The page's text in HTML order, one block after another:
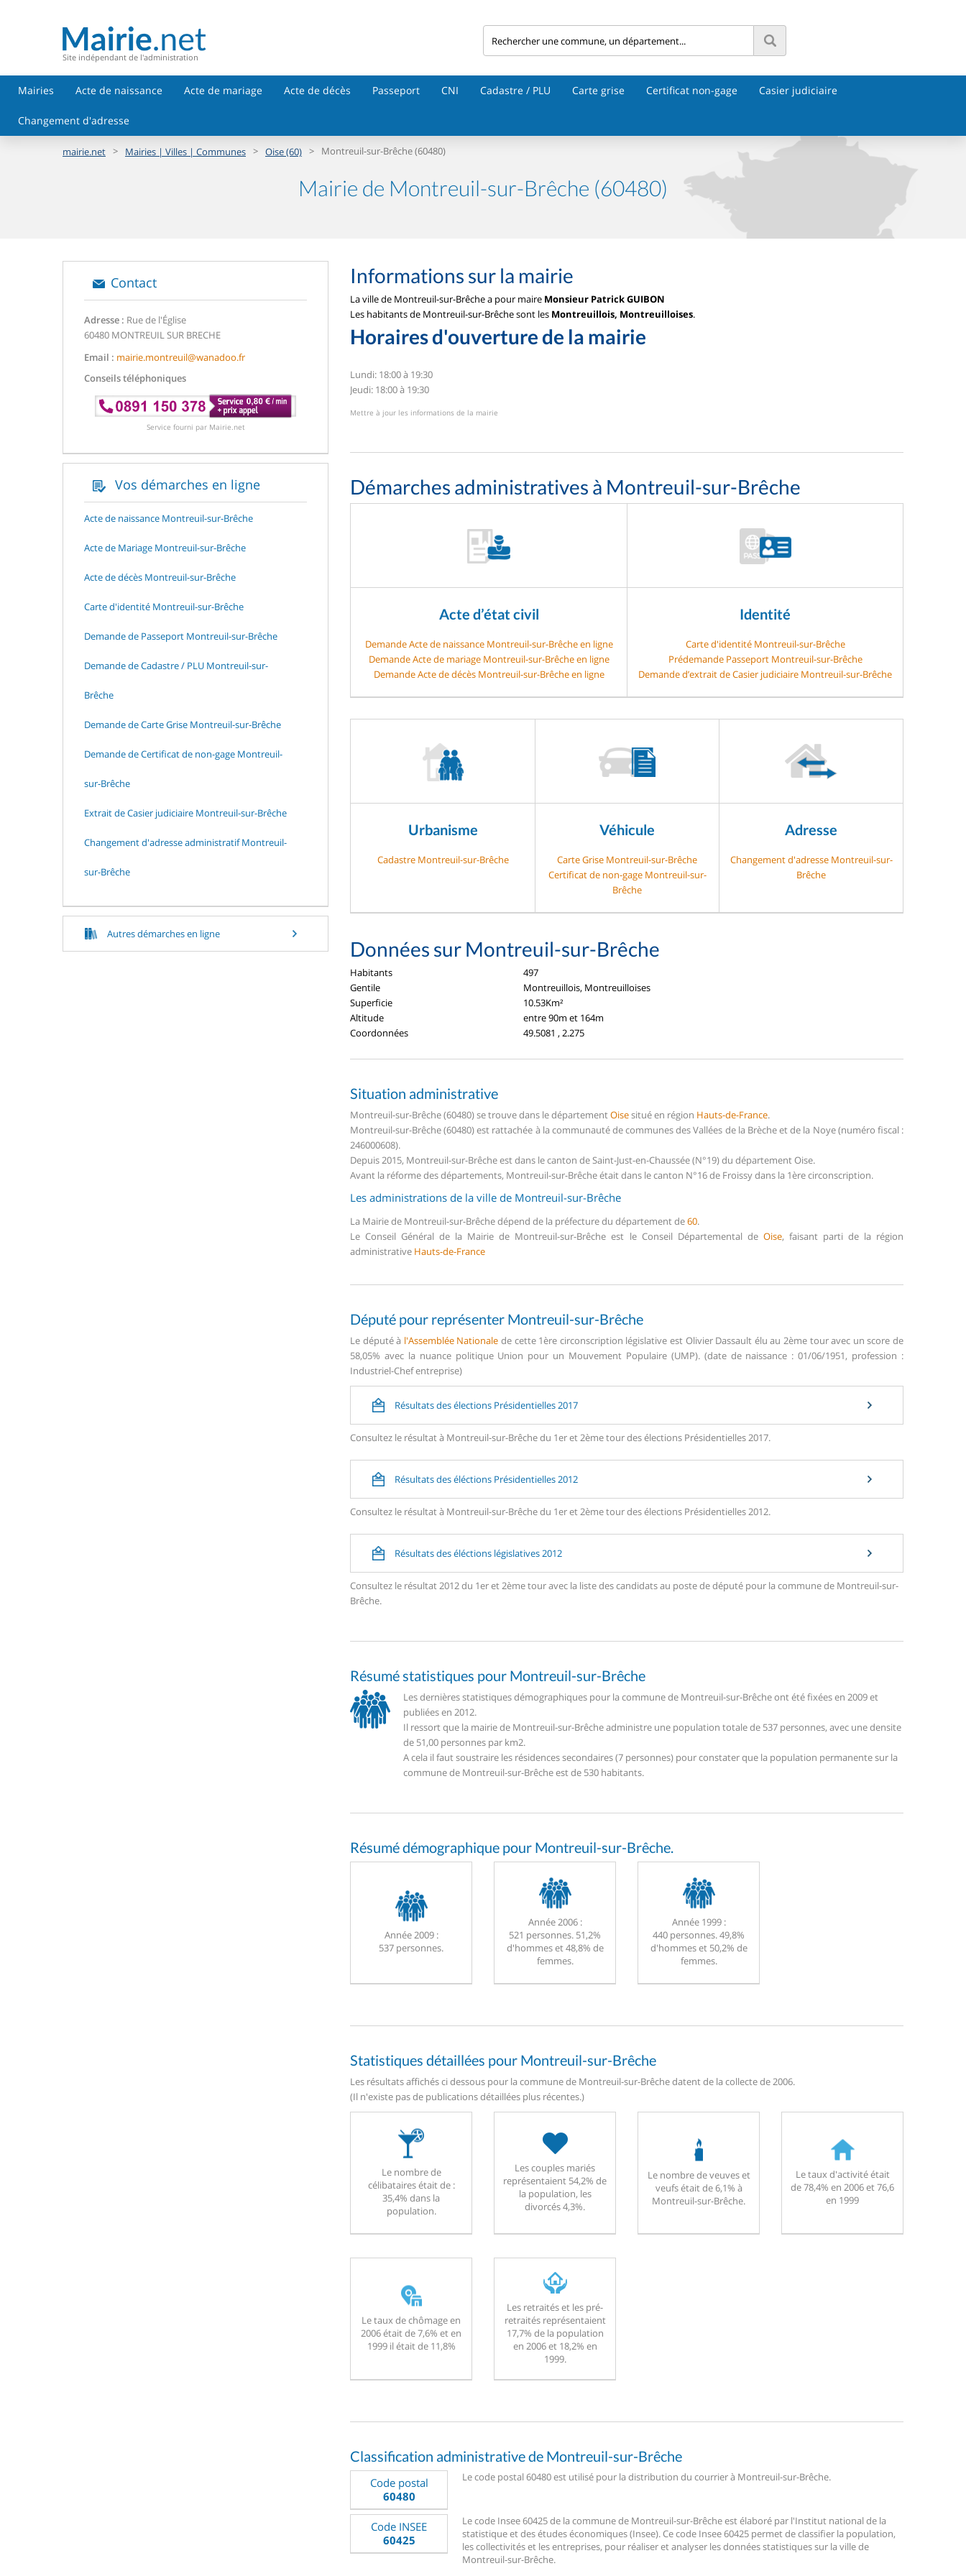
Site indépendant de l'administration
Mairies Acte de naissance Acte de mariage Acte de décès Passeport CNI Cadastre / PLU Carte grise Certificat non-gage Casier judiciaire
Changement d'adresse
mairie.net > Mairies | Villes | Communes > Oise (60) > Montreuil-sur-Brêche (60480)
Mairie de Montreuil-sur-Brêche (60480)
Contact
Adresse : Rue de l'Église
60480 MONTREUIL SUR BRECHE
Email : mairie.montreuil@wanadoo.fr
Conseils téléphoniques
Service fourni par Mairie.net
Vos démarches en ligne
Acte de naissance Montreuil-sur-Brêche
Acte de Mariage Montreuil-sur-Brêche
Acte de décès Montreuil-sur-Brêche
Carte d'identité Montreuil-sur-Brêche
Demande de Passeport Montreuil-sur-Brêche
Demande de Cadastre / PLU Montreuil-sur-
Brêche
Demande de Carte Grise Montreuil-sur-Brêche
Demande de Certificat de non-gage Montreuil-
sur-Brêche
Extrait de Casier judiciaire Montreuil-sur-Brêche
Changement d'adresse administratif Montreuil-
sur-Brêche
Autres démarches en ligne
Informations sur la mairie
La ville de Montreuil-sur-Brêche a pour maire Monsieur Patrick GUIBON
Les habitants de Montreuil-sur-Brêche sont les Montreuillois, Montreuilloises.
Horaires d'ouverture de la mairie
Lundi: 18:00 à 19:30
Jeudi: 18:00 à 19:30
Mettre à jour les informations de la mairie
Démarches administratives à Montreuil-sur-Brêche
Acte d’état civil
Demande Acte de naissance Montreuil-sur-Brêche en ligne
Demande Acte de mariage Montreuil-sur-Brêche en ligne
Demande Acte de décès Montreuil-sur-Brêche en ligne
Identité
Carte d'identité Montreuil-sur-Brêche
Prédemande Passeport Montreuil-sur-Brêche
Demande d’extrait de Casier judiciaire Montreuil-sur-Brêche
Urbanisme
Cadastre Montreuil-sur-Brêche
Véhicule
Carte Grise Montreuil-sur-Brêche
Certificat de non-gage Montreuil-sur-
Brêche
Adresse
Changement d'adresse Montreuil-sur-
Brêche
Données sur Montreuil-sur-Brêche
Habitants
497
Gentile
Montreuillois, Montreuilloises
Superficie
10.53Km²
Altitude
entre 90m et 164m
Coordonnées
49.5081 , 2.275
Situation administrative
Montreuil-sur-Brêche (60480) se trouve dans le départementOisesitué en région Hauts-de-France.
Montreuil-sur-Brêche (60480) est rattachée à la communauté de communes des Vallées de la Brèche et de la Noye (numéro fiscal :
246000608).
Depuis 2015, Montreuil-sur-Brêche est dans le canton de Saint-Just-en-Chaussée (N°19) du département Oise.
Avant la réforme des départements, Montreuil-sur-Brêche était dans le canton N°16 de Froissy dans la 1ère circonscription.
Les administrations de la ville de Montreuil-sur-Brêche
La Mairie de Montreuil-sur-Brêche dépend de la préfecture du département de60.
Le Conseil Général de la Mairie de Montreuil-sur-Brêche est le Conseil Départemental de Oise, faisant parti de la région
administrative Hauts-de-France
Député pour représenter Montreuil-sur-Brêche
Le député à l'Assemblée Nationale de cette 1ère circonscription législative est Olivier Dassault élu au 2ème tour avec un score de
58,05% avec la nuance politique Union pour un Mouvement Populaire (UMP). (date de naissance : 01/06/1951, profession :
Industriel-Chef entreprise)
Résultats des élections Présidentielles 2017
Consultez le résultat à Montreuil-sur-Brêche du 1er et 2ème tour des élections Présidentielles 2017.
Résultats des éléctions Présidentielles 2012
Consultez le résultat à Montreuil-sur-Brêche du 1er et 2ème tour des élections Présidentielles 2012.
Résultats des éléctions législatives 2012
Consultez le résultat 2012 du 1er et 2ème tour avec la liste des candidats au poste de député pour la commune de Montreuil-sur-
Brêche.
Résumé statistiques pour Montreuil-sur-Brêche
Les dernières statistiques démographiques pour la commune de Montreuil-sur-Brêche ont été fixées en 2009 et
publiées en 2012.
Il ressort que la mairie de Montreuil-sur-Brêche administre une population totale de 537 personnes, avec une densite
de 51,00 personnes par km2.
A cela il faut soustraire les résidences secondaires (7 personnes) pour constater que la population permanente sur la
commune de Montreuil-sur-Brêche est de 530 habitants.
Résumé démographique pour Montreuil-sur-Brêche.
Année 2009 :
537 personnes.
Année 2006 :
521 personnes. 51,2%
d'hommes et 48,8% de
femmes.
Année 1999 :
440 personnes. 49,8%
d'hommes et 50,2% de
femmes.
Statistiques détaillées pour Montreuil-sur-Brêche
Les résultats affichés ci dessous pour la commune de Montreuil-sur-Brêche datent de la collecte de 2006.
(Il n'existe pas de publications détaillées plus récentes.)
Le nombre de
célibataires était de :
35,4% dans la
population.
Les couples mariés
représentaient 54,2% de
la population, les
divorcés 4,3%.
Le nombre de veuves et
veufs était de 6,1% à
Montreuil-sur-Brêche.
Le taux d'activité était
de 78,4% en 2006 et 76,6
en 1999
Le taux de chômage en
2006 était de 7,6% et en
1999 il était de 11,8%
Les retraités et les pré-
retraités représentaient
17,7% de la population
en 2006 et 18,2% en
1999.
Classification administrative de Montreuil-sur-Brêche
Code postal
60480
Le code postal 60480 est utilisé pour la distribution du courrier à Montreuil-sur-Brêche.
Code INSEE
60425
Le code Insee 60425 de la commune de Montreuil-sur-Brêche est élaboré par l'Institut national de la
statistique et des études économiques (Insee). Ce code Insee 60425 permet de classifier la population,
les collectivités et les entreprises, pour réaliser et analyser les données statistiques sur la ville de
Montreuil-sur-Brêche.